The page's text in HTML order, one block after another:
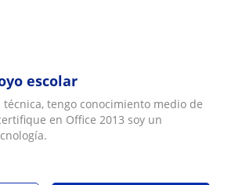
escolar
tengo conocimiento medio de
en Office 2013 soy un